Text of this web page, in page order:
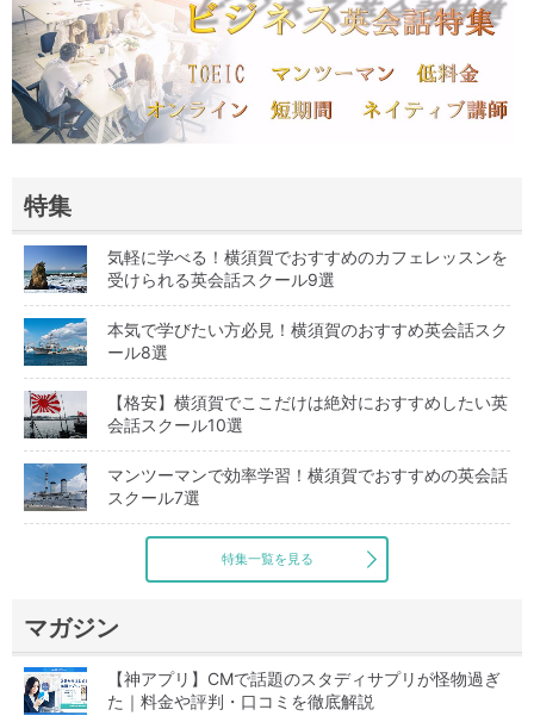
特集
気軽に学べる！横須賀でおすすめのカフェレッスンを
受けられる英会話スクール9選
本気で学びたい方必見！横須賀のおすすめ英会話スク
ール8選
【格安】横須賀でここだけは絶対におすすめしたい英
会話スクール10選
マンツーマンで効率学習！横須賀でおすすめの英会話
スクール7選
特集一覧を見る
マガジン
【神アプリ】CMで話題のスタディサプリが怪物過ぎ
た｜料金や評判・口コミを徹底解説